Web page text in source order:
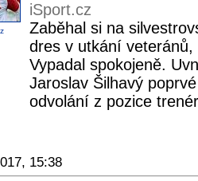
iSport.cz
Zaběhal si na
dres v utkání
Vypadal spokojeně.
Jaroslav Šilhavý
odvolání z pozice
15:38